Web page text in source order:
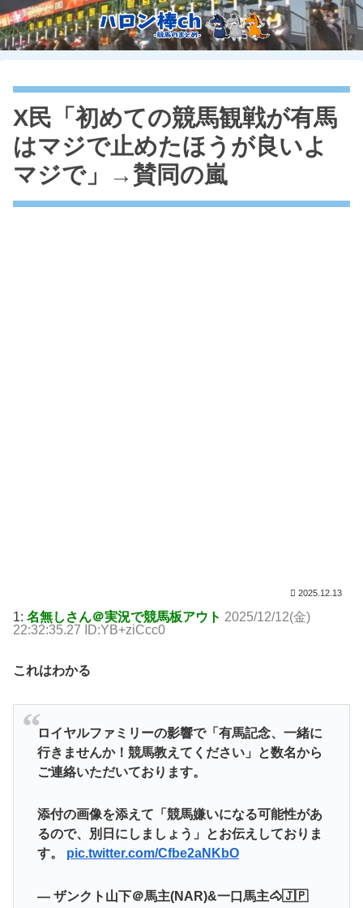
X民「初めての競馬観戦が有馬
はマジで止めたほうが良いよ
マジで」→賛同の嵐
2025.12.13
1: 名無しさん＠実況で競馬板アウト 2025/12/12(金)
22:32:35.27 ID:YB+ziCcc0
これはわかる
ロイヤルファミリーの影響で「有馬記念、一緒に
行きませんか！競馬教えてください」と数名から
ご連絡いただいております。
添付の画像を添えて「競馬嫌いになる可能性があ
るので、別日にしましょう」とお伝えしておりま
す。 pic.twitter.com/Cfbe2aNKbO
— ザンクト山下＠馬主(NAR)&一口馬主🐴🇯🇵